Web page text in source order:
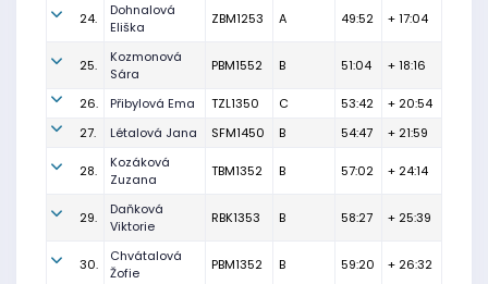
24.
Dohnalová
Eliška
ZBM1253 A 49:52 + 17:04
25.
Kozmonová
Sára
PBM1552 B 51:04 + 18:16
26. Přibylová Ema TZL1350 C 53:42
+ 20:54
27.
Létalová Jana SFM1450 B 54:47 + 21:59
28.
Kozáková
Zuzana
TBM1352 B 57:02 + 24:14
29.
Daňková
Viktorie
RBK1353 B 58:27 + 25:39
30.
Chvátalová
Žofie
PBM1352 B 59:20 + 26:32